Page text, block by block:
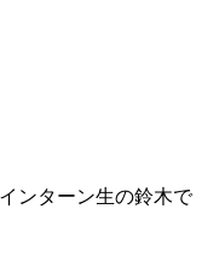
ンターン生の鈴木で